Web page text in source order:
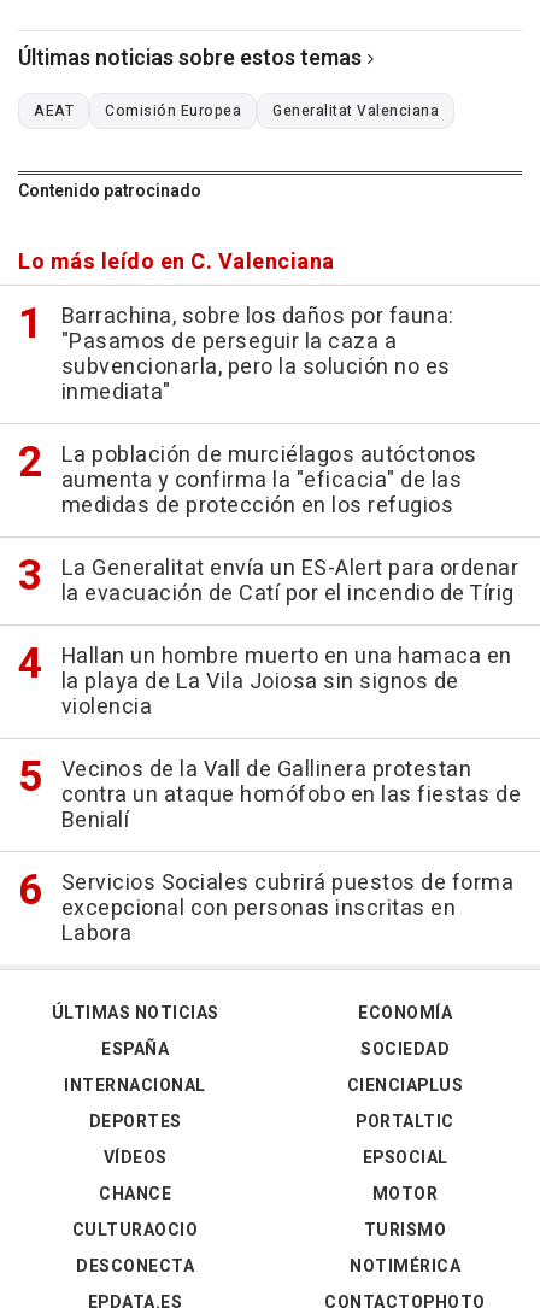
Últimas noticias sobre estos temas
AEAT Comisión Europea Generalitat Valenciana
Contenido patrocinado
Lo más leído en C. Valenciana
Barrachina, sobre los daños por fauna:
"Pasamos de perseguir la caza a
subvencionarla, pero la solución no es
inmediata"
La población de murciélagos autóctonos
aumenta y confirma la "eficacia" de las
medidas de protección en los refugios
La Generalitat envía un ES-Alert para ordenar
la evacuación de Catí por el incendio de Tírig
Hallan un hombre muerto en una hamaca en
la playa de La Vila Joiosa sin signos de
violencia
Vecinos de la Vall de Gallinera protestan
contra un ataque homófobo en las fiestas de
Benialí
Servicios Sociales cubrirá puestos de forma
excepcional con personas inscritas en
Labora
ÚLTIMAS NOTICIAS
ESPAÑA
INTERNACIONAL
DEPORTES
VÍDEOS
ECONOMÍA
SOCIEDAD
CIENCIAPLUS
PORTALTIC
EPSOCIAL
CHANCE
CULTURAOCIO
DESCONECTA
EPDATA.ES
MOTOR
TURISMO
NOTIMÉRICA
CONTACTOPHOTO